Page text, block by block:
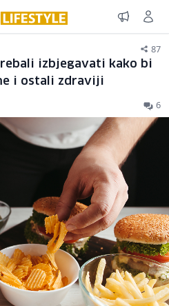
87
izbjegavati kako bi
i ostali zdraviji
6